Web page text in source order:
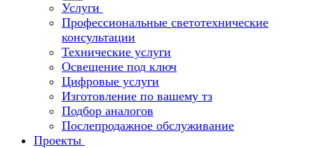
Услуги
Профессиональные светотехнические
консультации
Технические услуги
Освещение под ключ
Цифровые услуги
Изготовление по вашему тз
Подбор аналогов
Послепродажное обслуживание
Проекты